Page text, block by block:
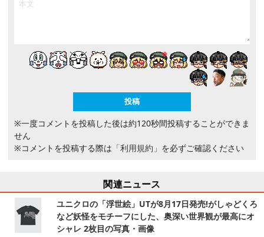
※一度コメントを投稿した後は約120秒間投稿することができま
せん
※コメントを投稿する際は 「利用規約」 を必ずご確認ください
関連ニュース
ユニクロの「浮世絵」UTが8月17日発売!がしゃどくろ
など妖怪をモチーフにした、奥深い世界観が最高にオ
シャレ 2枚目の写真・画像